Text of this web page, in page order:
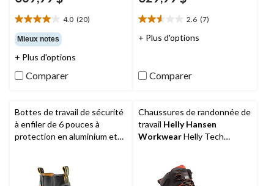
4.0 (20)
4.0
étoile(s)
sur
5.
20
évaluations
Mieux notes
+ Plus d'options
Comparer
2.6 (7)
2.6
étoile(s)
7
évaluations
+ Plus d'options
Comparer
Bottes de travail de sécurité
à enfiler de 6 pouces à
protection en aluminium et
Chaussures de randonnée de
travail Helly Hansen
WorkwearHelly Tech
composite pour hommes